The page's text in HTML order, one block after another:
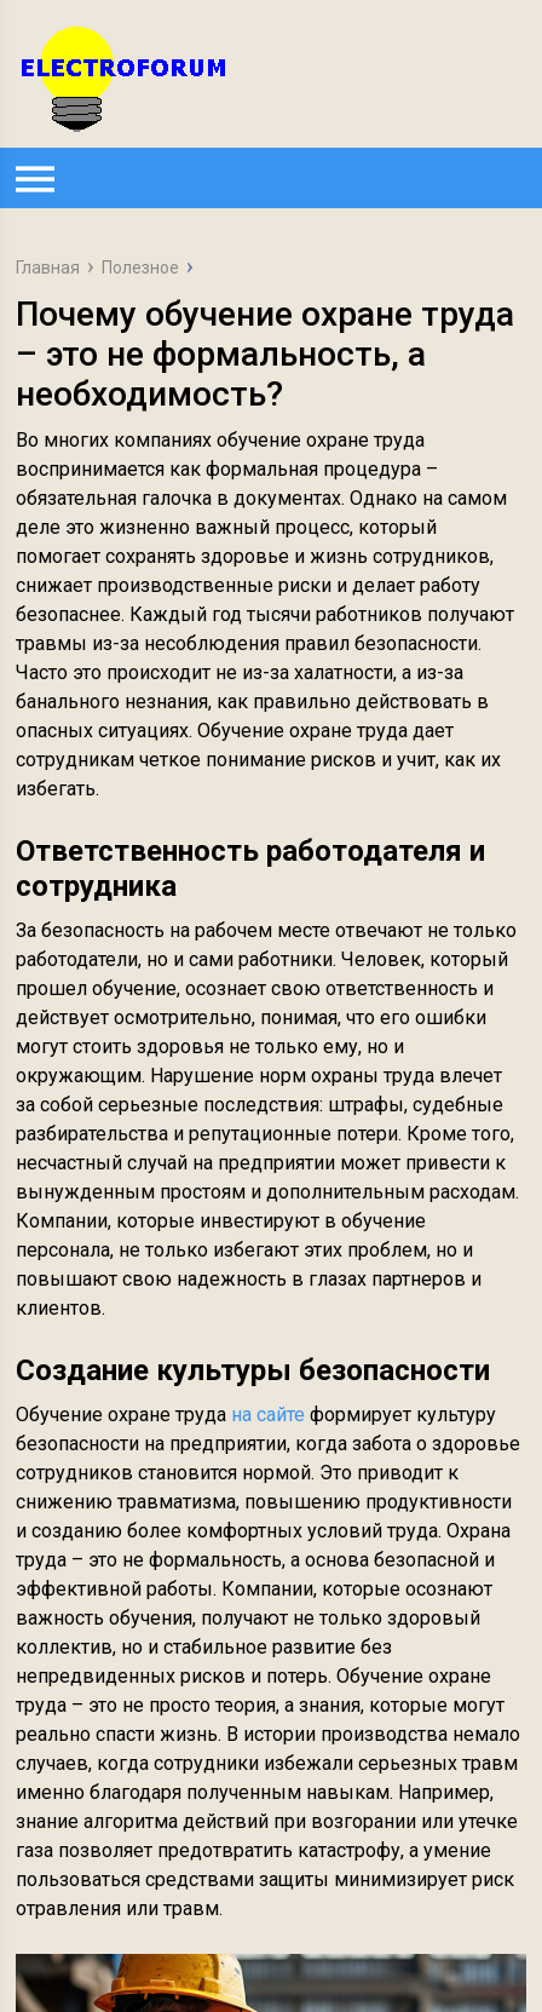
Главная Полезное
Почему обучение охране труда
– это не формальность, а
необходимость?
Во многих компаниях обучение охране труда
воспринимается как формальная процедура –
обязательная галочка в документах. Однако на самом
деле это жизненно важный процесс, который
помогает сохранять здоровье и жизнь сотрудников,
снижает производственные риски и делает работу
безопаснее. Каждый год тысячи работников получают
травмы из-за несоблюдения правил безопасности.
Часто это происходит не из-за халатности, а из-за
банального незнания, как правильно действовать в
опасных ситуациях. Обучение охране труда дает
сотрудникам четкое понимание рисков и учит, как их
избегать.
Ответственность работодателя и
сотрудника
За безопасность на рабочем месте отвечают не только
работодатели, но и сами работники. Человек, который
прошел обучение, осознает свою ответственность и
действует осмотрительно, понимая, что его ошибки
могут стоить здоровья не только ему, но и
окружающим. Нарушение норм охраны труда влечет
за собой серьезные последствия: штрафы, судебные
разбирательства и репутационные потери. Кроме того,
несчастный случай на предприятии может привести к
вынужденным простоям и дополнительным расходам.
Компании, которые инвестируют в обучение
персонала, не только избегают этих проблем, но и
повышают свою надежность в глазах партнеров и
клиентов.
Создание культуры безопасности
Обучение охране труда на сайте формирует культуру
безопасности на предприятии, когда забота о здоровье
сотрудников становится нормой. Это приводит к
снижению травматизма, повышению продуктивности
и созданию более комфортных условий труда. Охрана
труда – это не формальность, а основа безопасной и
эффективной работы. Компании, которые осознают
важность обучения, получают не только здоровый
коллектив, но и стабильное развитие без
непредвиденных рисков и потерь. Обучение охране
труда – это не просто теория, а знания, которые могут
реально спасти жизнь. В истории производства немало
случаев, когда сотрудники избежали серьезных травм
именно благодаря полученным навыкам. Например,
знание алгоритма действий при возгорании или утечке
газа позволяет предотвратить катастрофу, а умение
пользоваться средствами защиты минимизирует риск
отравления или травм.